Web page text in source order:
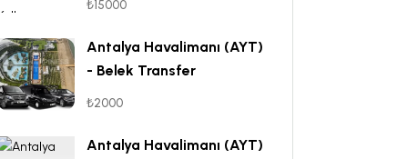
₺15000
Antalya Havalimanı (AYT)
- Belek Transfer
₺2000
Antalya Havalimanı (AYT)